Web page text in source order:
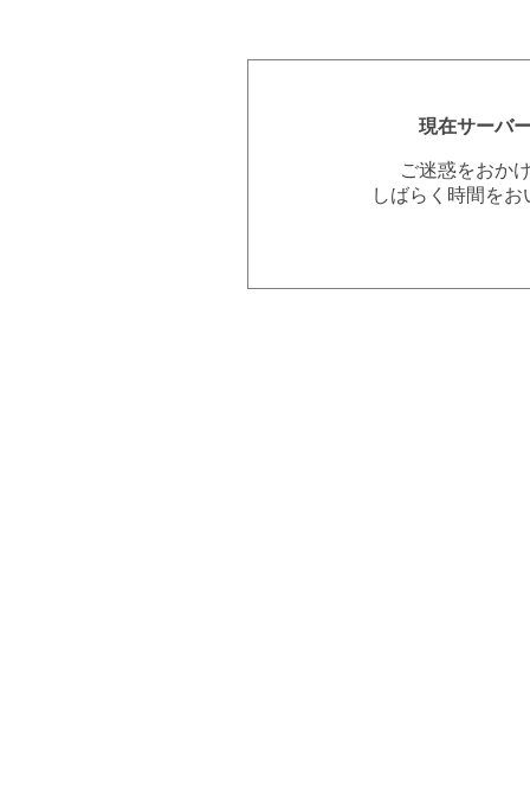
現在サーバ
ご迷惑をおか
しばらく時間を